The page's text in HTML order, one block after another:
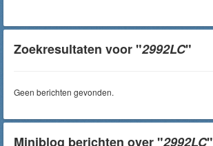
Zoekresultaten voor "2992LC"
Geen berichten gevonden.
Miniblog berichten over "2992LC"